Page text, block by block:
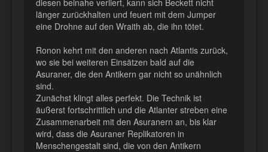
länger zurückhalten und feuert mit dem Jumper
eine Drohne auf den Wraith ab, die ihn tötet.
Ronon kehrt mit den anderen nach Atlantis zurück,
wo sie bei weiteren Einsätzen bald auf die
Asuraner, die den Antikern gar nicht so unähnlich
sind.
Zunächst klingt alles perfekt. Die Technik ist
äußerst fortschrittlich und die Atlanter streben eine
Zusammenarbeit mit den Asuranern an, bis klar
wird, dass die Asuraner Replikatoren in
Menschengestalt sind, die von den Antikern